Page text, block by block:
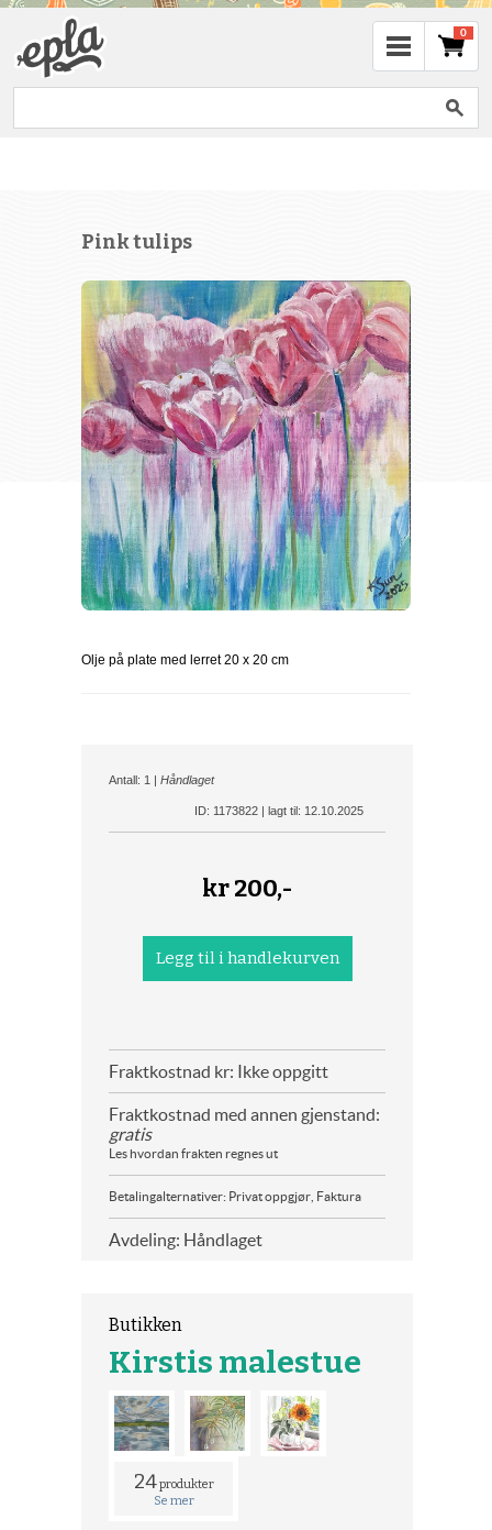
0
Pink tulips
Olje på plate med lerret 20 x 20 cm
Antall: 1 | Håndlaget
ID: 1173822 | lagt til: 12.10.2025
kr200,-
Fraktkostnad kr: Ikke oppgitt
Fraktkostnad med annen gjenstand:
gratis
Les hvordan frakten regnes ut
Betalingalternativer: Privat oppgjør, Faktura
Avdeling: Håndlaget
Butikken
Kirstis malestue
24produkter
Se mer